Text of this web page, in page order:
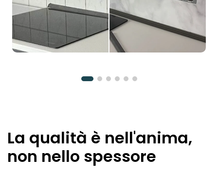
La qualità è nell'anima,
non nello spessore